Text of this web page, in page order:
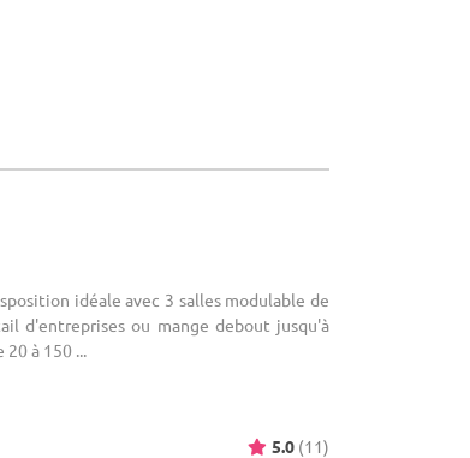
idéale avec 3 salles modulable de
d'entreprises ou mange debout jusqu'à
à 150 ...
5.0 (11)